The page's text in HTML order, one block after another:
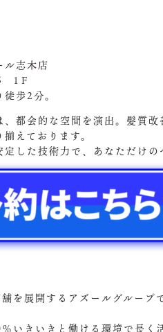
志木店
1Ｆ
歩2分。
、都会的な空間を演出。髪質
えております。
した技術力で、あなただけの
を展開するアズールグループ
いきいきと働ける環境で長く